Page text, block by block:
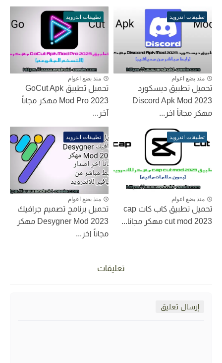
تطبيقات اندرويد
منذ بضع اعوام
تحميل تطبيق ديسكورد
Discord Apk Mod 2023
مهكر مجاناً اخر...
تطبيقات اندرويد
منذ بضع اعوام
تحميل تطبيق GoCut Apk
Mod Pro 2023 مهكر مجاناً
آخر...
تطبيقات اندرويد
منذ بضع اعوام
تحميل تطبيق كاب كات cap
cut mod 2023 مهكر مجانا...
تطبيقات اندرويد
منذ بضع اعوام
تحميل برنامج تصميم جرافيك
Desygner Mod 2023 مهكر
مجاناً اخر...
تعليقات
إرسال تعليق